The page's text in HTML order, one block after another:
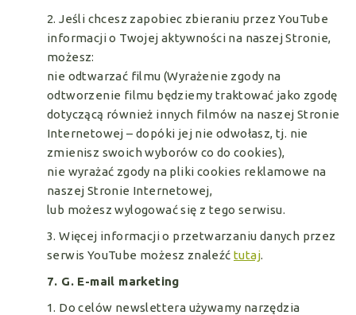
2. Jeśli chcesz zapobiec zbieraniu przez YouTube
informacji o Twojej aktywności na naszej Stronie,
możesz:
nie odtwarzać filmu (Wyrażenie zgody na
odtworzenie filmu będziemy traktować jako zgodę
dotyczącą również innych filmów na naszej Stronie
Internetowej – dopóki jej nie odwołasz, tj. nie
zmienisz swoich wyborów co do cookies),
nie wyrażać zgody na pliki cookies reklamowe na
naszej Stronie Internetowej,
lub możesz wylogować się z tego serwisu.
3. Więcej informacji o przetwarzaniu danych przez
serwis YouTube możesz znaleźć tutaj.
7. G. E-mail marketing
1. Do celów newslettera używamy narzędzia